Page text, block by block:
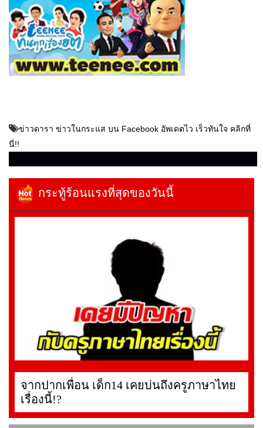
ข่าวดารา ข่าวในกระแส บน Facebook อัพเดตไว เร็วทันใจ คลิกที่
นี่!!
กระทู้ร้อนแรงที่สุดของวันนี้
จากปากเพื่อน เด็ก14 เคยบ่นถึงครูภาษาไทย
เรื่องนี้!?